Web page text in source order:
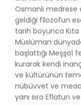
Osmanlı
geldiği filozofun
tarih boyunca Kıta
Müslüman
başlattığı Meşşaî
kurarak kendi
ve kültürünün
nübüvvet ve
yanı sıra Eflatun